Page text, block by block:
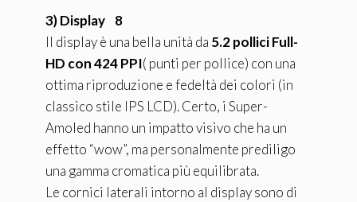
3) Display 8
Il display è una bella unità da 5.2 pollici Full-
HD con 424 PPI( punti per pollice) con una
ottima riproduzione e fedeltà dei colori (in
classico stile IPS LCD). Certo, i Super-
Amoled hanno un impatto visivo che ha un
effetto “wow”, ma personalmente prediligo
una gamma cromatica più equilibrata.
Le cornici laterali intorno al display sono di